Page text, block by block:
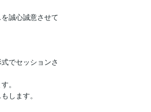
誠心誠意させて
でセッションさ
。
します。